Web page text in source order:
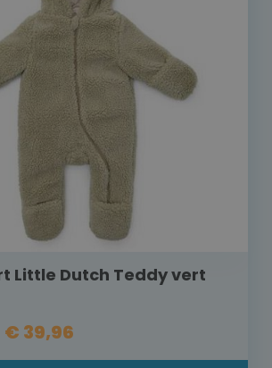
Little Dutch Teddy vert
€ 39,96